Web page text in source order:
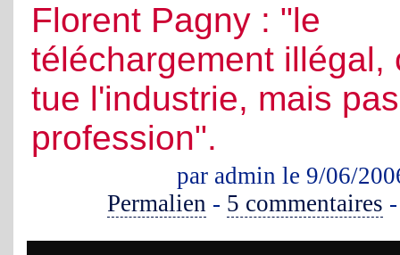
Florent Pagny : "le
téléchargement illégal,
tue l'industrie, mais
profession".
par admin le 9/06/
Permalien - 5 commentaires